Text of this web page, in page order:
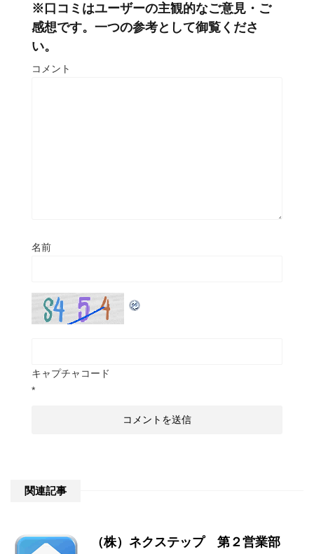
※口コミはユーザーの主観的なご意見・ご
感想です。一つの参考として御覧くださ
い。
コメント
名前
キャプチャコード
*
関連記事
（株）ネクステップ 第２営業部